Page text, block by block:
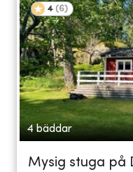
4 (6)
4 bäddar
Mysig stuga på